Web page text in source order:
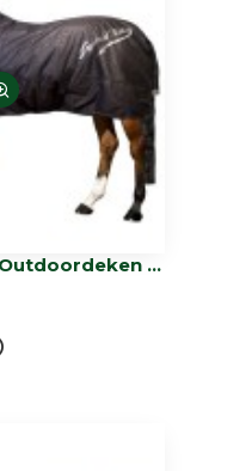
Imperial Riding Outdoordeken IRHSuper-dry 100gr